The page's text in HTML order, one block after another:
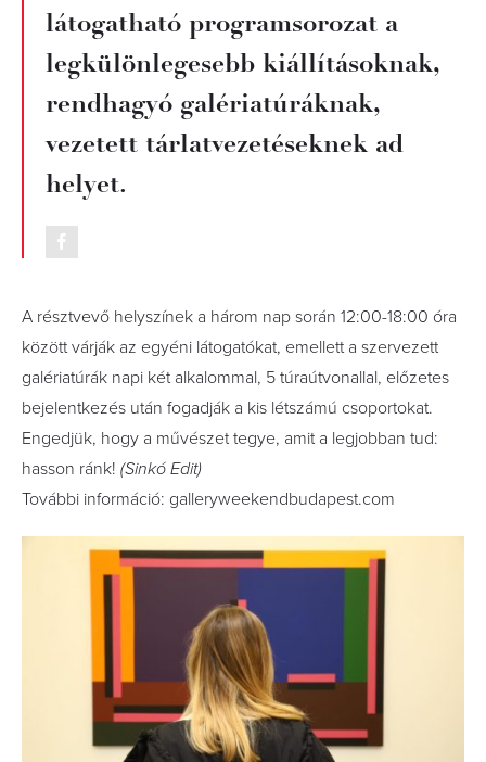
látogatható programsorozat a
legkülönlegesebb kiállításoknak,
rendhagyó galériatúráknak,
vezetett tárlatvezetéseknek ad
helyet.
A résztvevő helyszínek a három nap során 12:00-18:00 óra
között várják az egyéni látogatókat, emellett a szervezett
galériatúrák napi két alkalommal, 5 túraútvonallal, előzetes
bejelentkezés után fogadják a kis létszámú csoportokat.
Engedjük, hogy a művészet tegye, amit a legjobban tud:
hasson ránk! (Sinkó Edit)
További információ: galleryweekendbudapest.com